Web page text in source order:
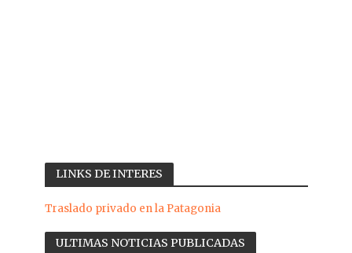
LINKS DE INTERES
Traslado privado en la Patagonia
ULTIMAS NOTICIAS PUBLICADAS